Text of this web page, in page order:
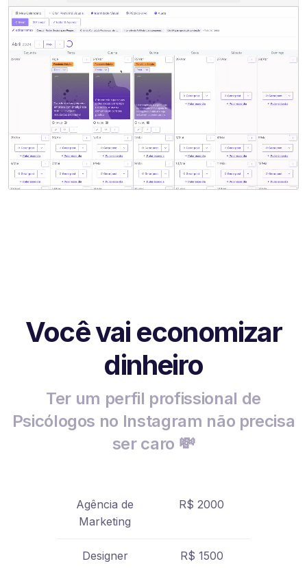
Você vai economizar
dinheiro
Ter um perfil profissional de
Psicólogos no Instagram não precisa
ser caro 💸
Agência de
Marketing
R$ 2000
Designer R$ 1500